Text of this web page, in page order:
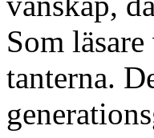
Som
tanterna.